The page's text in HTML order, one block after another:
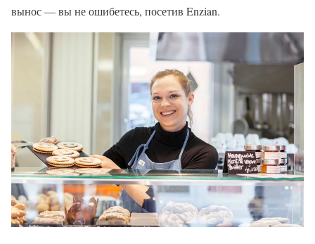
вынос — вы не ошибетесь, посетив Enzian.